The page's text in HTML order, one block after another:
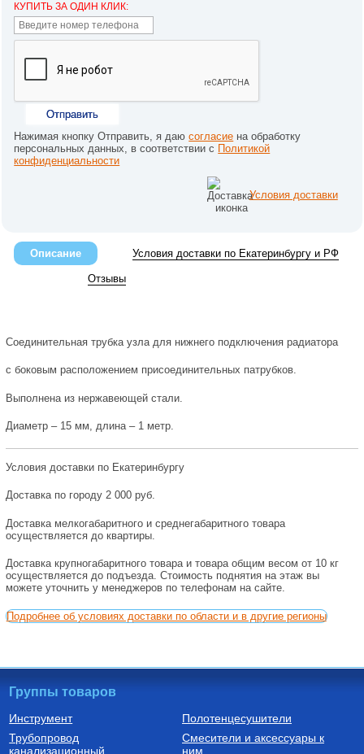
КУПИТЬ ЗА ОДИН КЛИК:
Отправить
Нажимая кнопку Отправить, я даюсогласие на обработку
персональных данных, в соответствии с Политикой
конфиденциальности
Условия доставки
Описание Условия доставки по Екатеринбургу и РФ
Отзывы
Соединительная трубка узла для нижнего подключения радиатора
с боковым расположением присоединительных патрубков.
Выполнена из нержавеющей стали.
Диаметр – 15 мм, длина – 1 метр.
Условия доставки по Екатеринбургу
Доставка по городу 2 000 руб.
Доставка мелкогабаритного и среднегабаритного товара
осуществляется до квартиры.
Доставка крупногабаритного товара и товара общим весом от 10 кг
осуществляется до подъезда. Стоимость поднятия на этаж вы
можете уточнить у менеджеров по телефонам на сайте.
Подробнее об условиях доставки по области и в другие регионы
Группы товаров
Инструмент
Трубопровод
канализационный
Полотенцесушители
Смесители и аксессуары к
ним